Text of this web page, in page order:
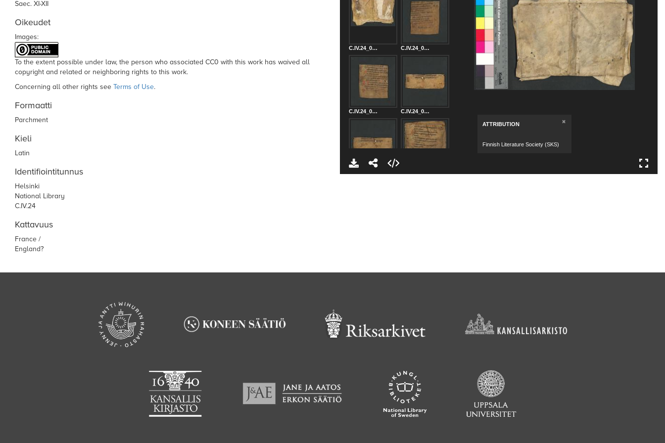
Saec. XI-XII
Oikeudet
Images:
To the extent possible under law, the person who associated CC0 with this work has waived all
copyright and related or neighboring rights to this work.
Concerning all other rights see Terms of Use.
Formaatti
Parchment
Kieli
Latin
Identifiointitunnus
Helsinki
National Library
C.IV.24
Kattavuus
France /
England?
ATTRIBUTION ×
Finnish Literature Society (SKS)
C.IV.24_0002_Inner_covers.jpg C.IV.24_0003_1r.jpg
C.IV.24_0004_1v.jpg C.IV.24_0005_2r.jpg
C.IV.24_0006_2v.jpg C.IV.24_0007_3r.jpg